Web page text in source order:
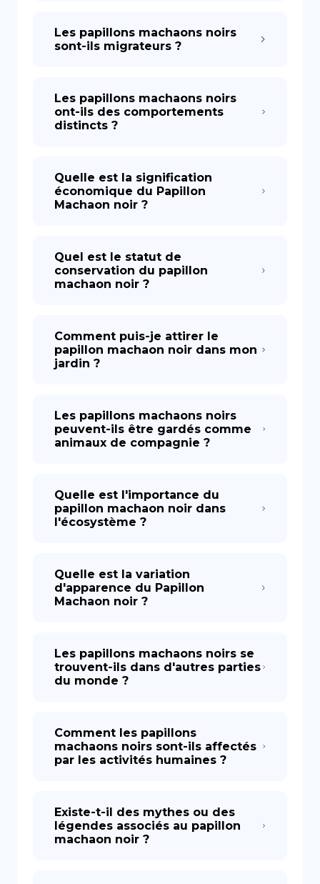
Les papillons machaons noirs
sont-ils migrateurs ?
Les papillons machaons noirs
ont-ils des comportements
distincts ?
Quelle est la signification
économique du Papillon
Machaon noir ?
Quel est le statut de
conservation du papillon
machaon noir ?
Comment puis-je attirer le
papillon machaon noir dans mon
jardin ?
Les papillons machaons noirs
peuvent-ils être gardés comme
animaux de compagnie ?
Quelle est l'importance du
papillon machaon noir dans
l'écosystème ?
Quelle est la variation
d'apparence du Papillon
Machaon noir ?
Les papillons machaons noirs se
trouvent-ils dans d'autres parties
du monde ?
Comment les papillons
machaons noirs sont-ils affectés
par les activités humaines ?
Existe-t-il des mythes ou des
légendes associés au papillon
machaon noir ?